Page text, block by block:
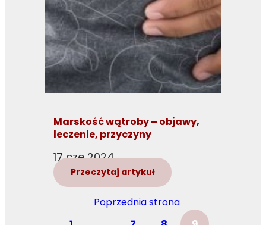
Marskość wątroby – objawy,
leczenie, przyczyny
17 cze 2024
Przeczytaj artykuł
Poprzednia strona